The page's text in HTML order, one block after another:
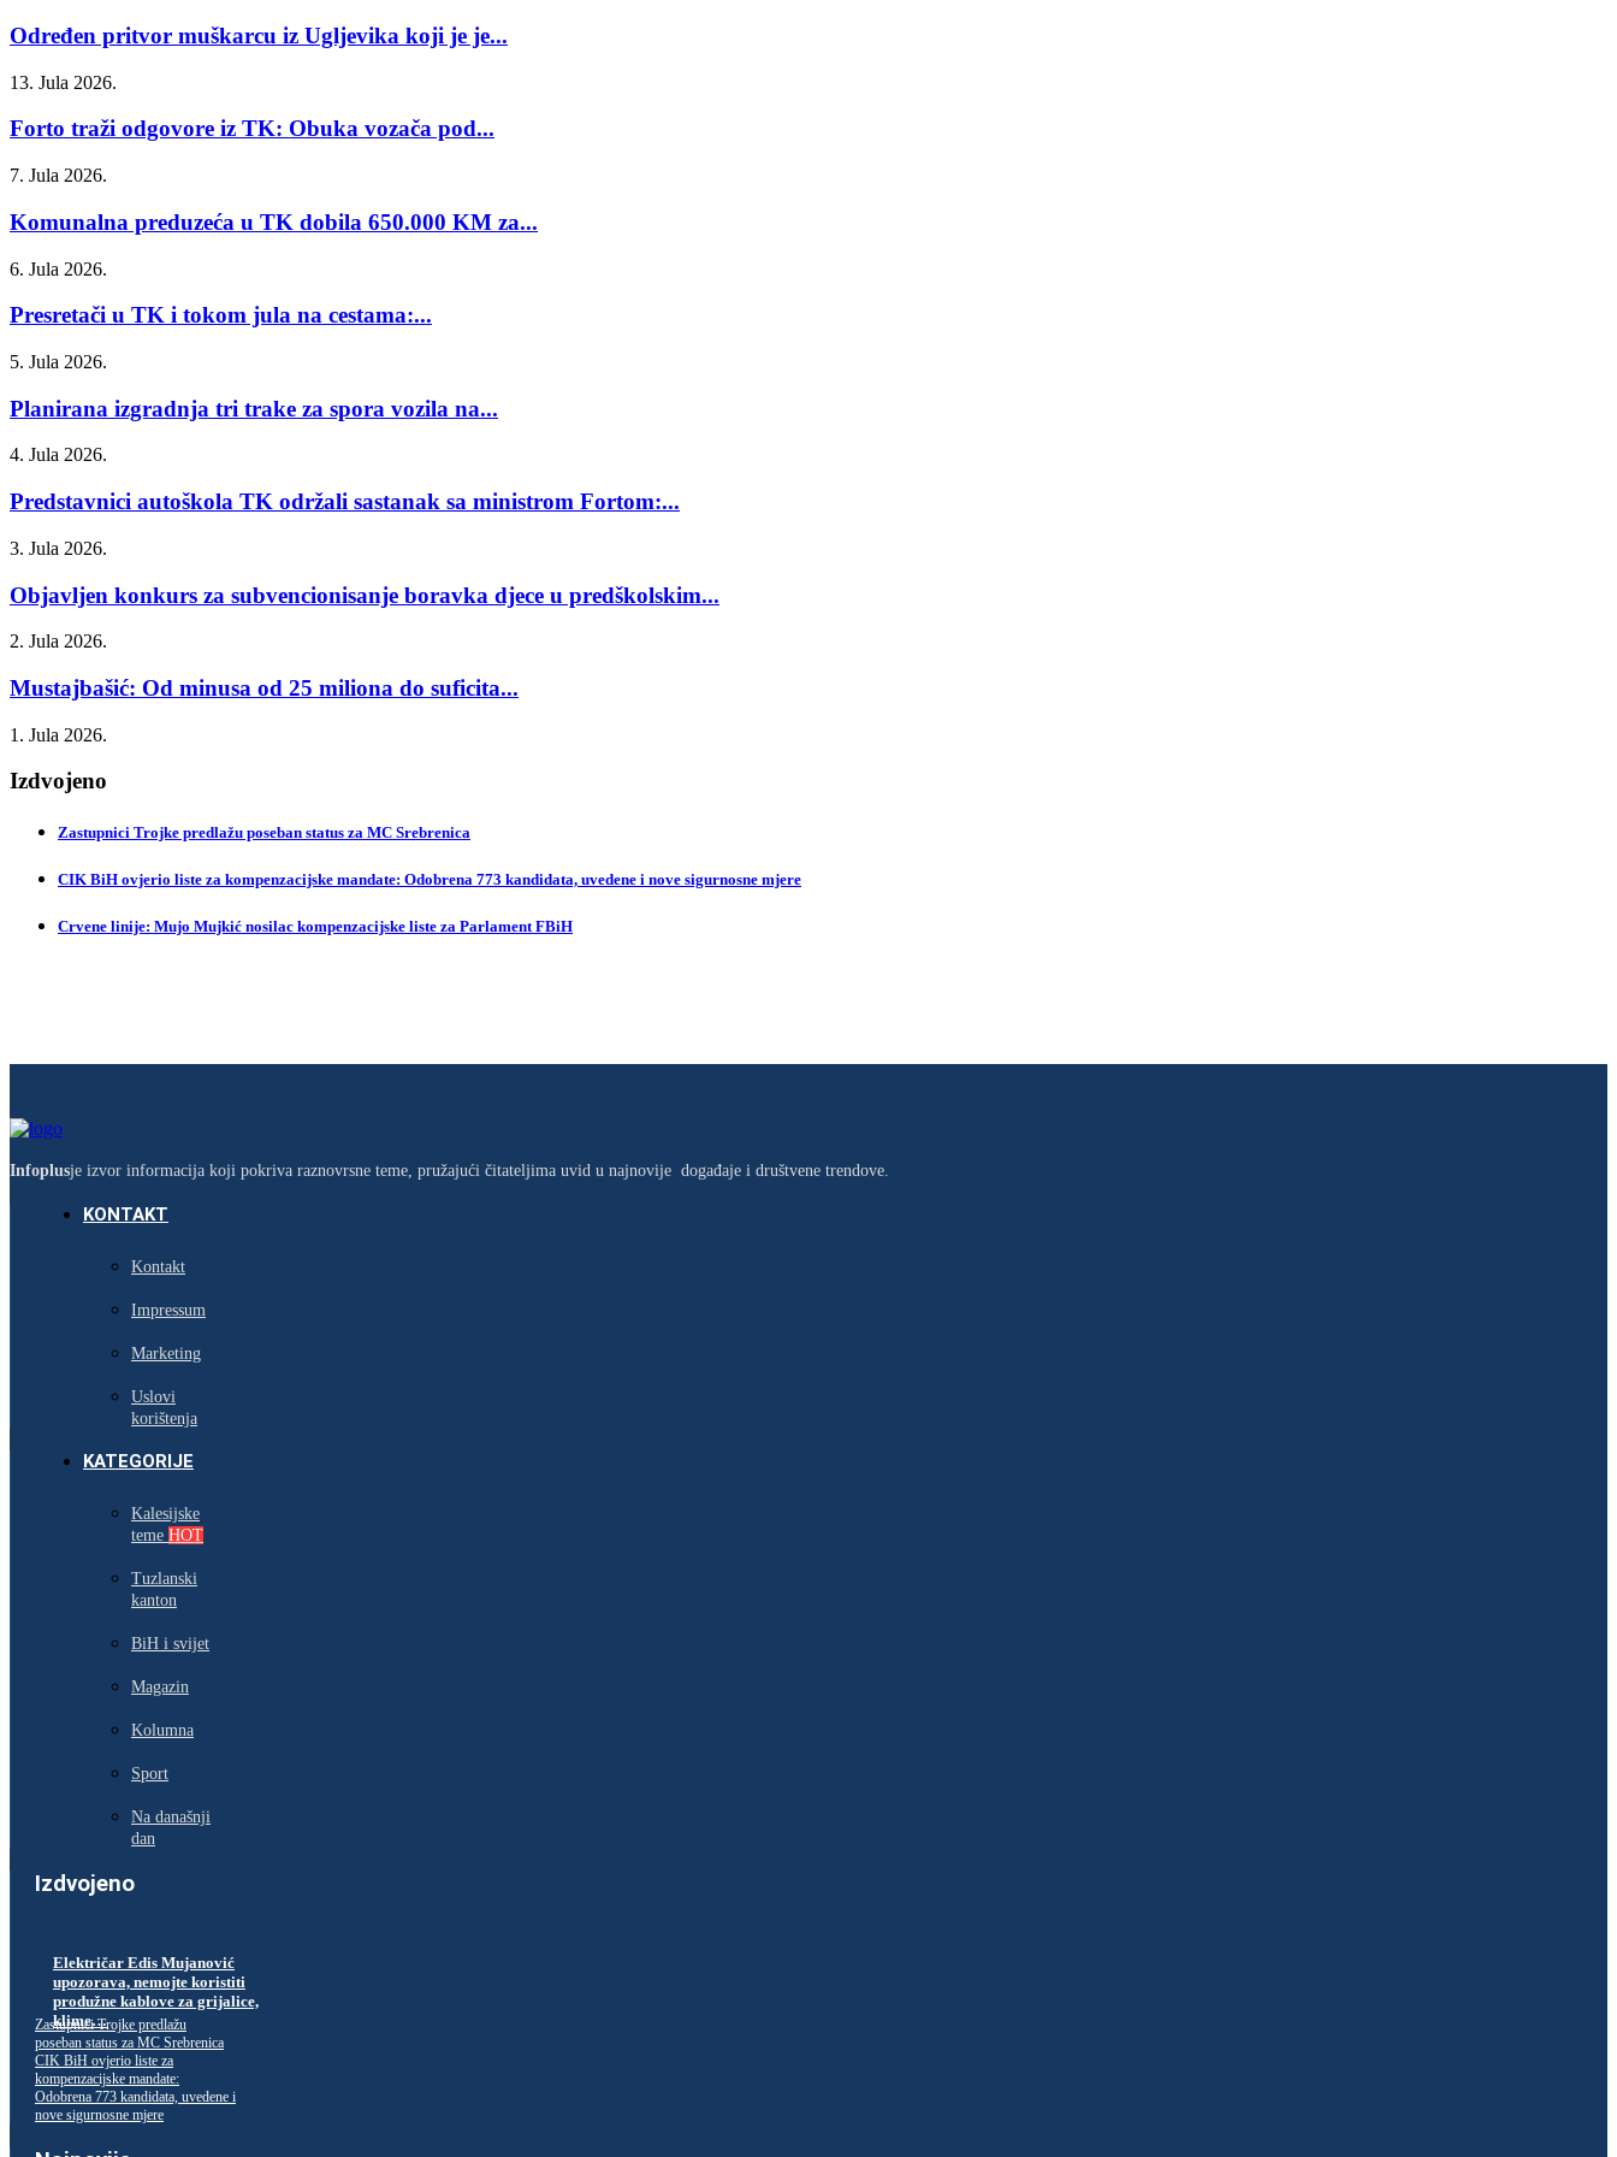
Određen pritvor muškarcu iz Ugljevika koji je je...
13. Jula 2026.
Forto traži odgovore iz TK: Obuka vozača pod...
7. Jula 2026.
Komunalna preduzeća u TK dobila 650.000 KM za...
6. Jula 2026.
Presretači u TK i tokom jula na cestama:...
5. Jula 2026.
Planirana izgradnja tri trake za spora vozila na...
4. Jula 2026.
Predstavnici autoškola TK održali sastanak sa ministrom Fortom:...
3. Jula 2026.
Objavljen konkurs za subvencionisanje boravka djece u predškolskim...
2. Jula 2026.
Mustajbašić: Od minusa od 25 miliona do suficita...
1. Jula 2026.
Izdvojeno
Zastupnici Trojke predlažu poseban status za MC Srebrenica
CIK BiH ovjerio liste za kompenzacijske mandate: Odobrena 773 kandidata, uvedene i nove sigurnosne mjere
Crvene linije: Mujo Mujkić nosilac kompenzacijske liste za Parlament FBiH
Infoplusje izvor informacija koji pokriva raznovrsne teme, pružajući čitateljima uvid u najnovije događaje i društvene trendove.
KONTAKT
Kontakt
Impressum
Marketing
Uslovi
korištenja
KATEGORIJE
Kalesijske
teme HOT
Tuzlanski
kanton
BiH i svijet
Magazin
Kolumna
Sport
Na današnji
dan
Izdvojeno
Električar Edis Mujanović
upozorava, nemojte koristiti
produžne kablove za grijalice,
klime…
Zastupnici Trojke predlažu
poseban status za MC Srebrenica
CIK BiH ovjerio liste za
kompenzacijske mandate:
Odobrena 773 kandidata, uvedene i
nove sigurnosne mjere